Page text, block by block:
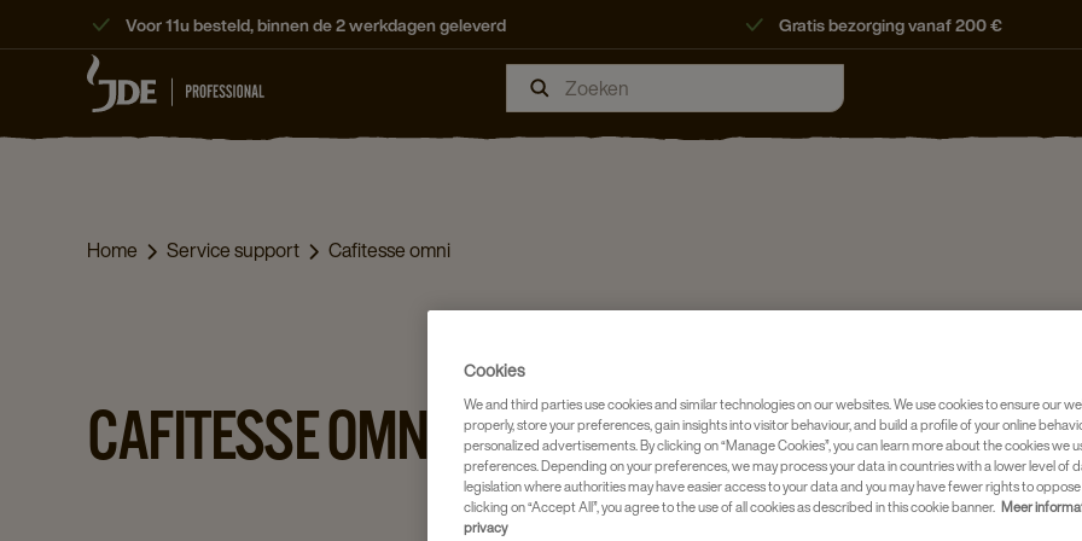
Voor 11u besteld, binnen de 2 werkdagen geleverd Gratis bezorging vanaf 200 €
Home Service support Cafitesse omni
CAFITESSE OMNI
Cookies
We and third parties use cookies and similar technologies on our websites. We use cookies to ensure our
properly, store your preferences, gain insights into visitor behaviour, and build a profile of your online
personalized advertisements. By clicking on “Manage Cookies”, you can learn more about the cookies we
preferences. Depending on your preferences, we may process your data in countries with a lower level of
legislation where authorities may have easier access to your data and you may have fewer rights to
clicking on “Accept All”, you agree to the use of all cookies as described in this cookie banner. Meer
privacy